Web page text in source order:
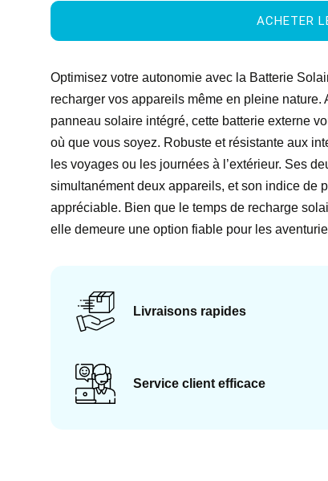
ACHETER
Optimisez votre autonomie avec la Batterie
recharger vos appareils même en pleine
panneau solaire intégré, cette batterie externe
où que vous soyez. Robuste et résistante aux
les voyages ou les journées à l’extérieur. Ses
simultanément deux appareils, et son indice de
appréciable. Bien que le temps de recharge
elle demeure une option fiable pour les
Livraisons rapides
Service client efficace